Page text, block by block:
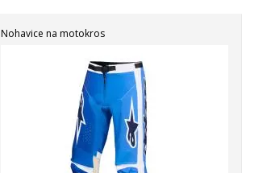
Nohavice na motokros